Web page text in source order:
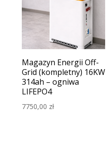
Magazyn Energii Off-
Grid (kompletny) 16KW
314ah – ogniwa
LIFEPO4
7750,00 zł